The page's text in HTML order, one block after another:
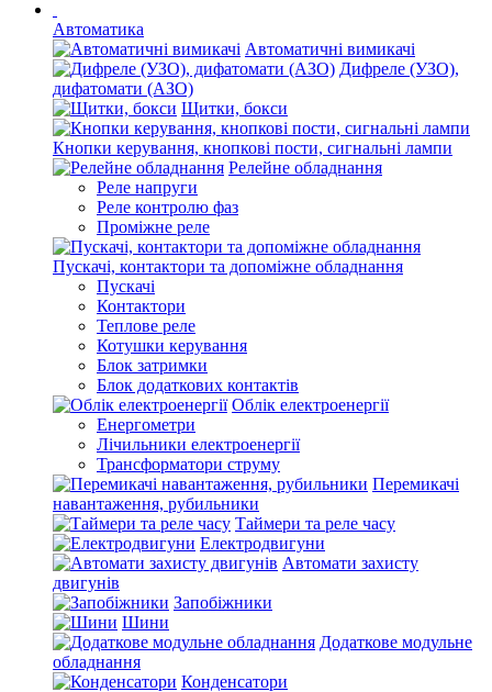
Автоматика
Автоматичні вимикачі
Дифреле (УЗО),
дифатомати (АЗО)
Щитки, бокси
Кнопки керування, кнопкові пости, сигнальні лампи
Релейне обладнання
Реле напруги
Реле контролю фаз
Проміжне реле
Пускачі, контактори та допоміжне обладнання
Пускачі
Контактори
Теплове реле
Котушки керування
Блок затримки
Блок додаткових контактів
Облік електроенергії
Енергометри
Лічильники електроенергії
Трансформатори струму
Перемикачі
навантаження, рубильники
Таймери та реле часу
Електродвигуни
Автомати захисту
двигунів
Запобіжники
Шини
Додаткове модульне
обладнання
Конденсатори